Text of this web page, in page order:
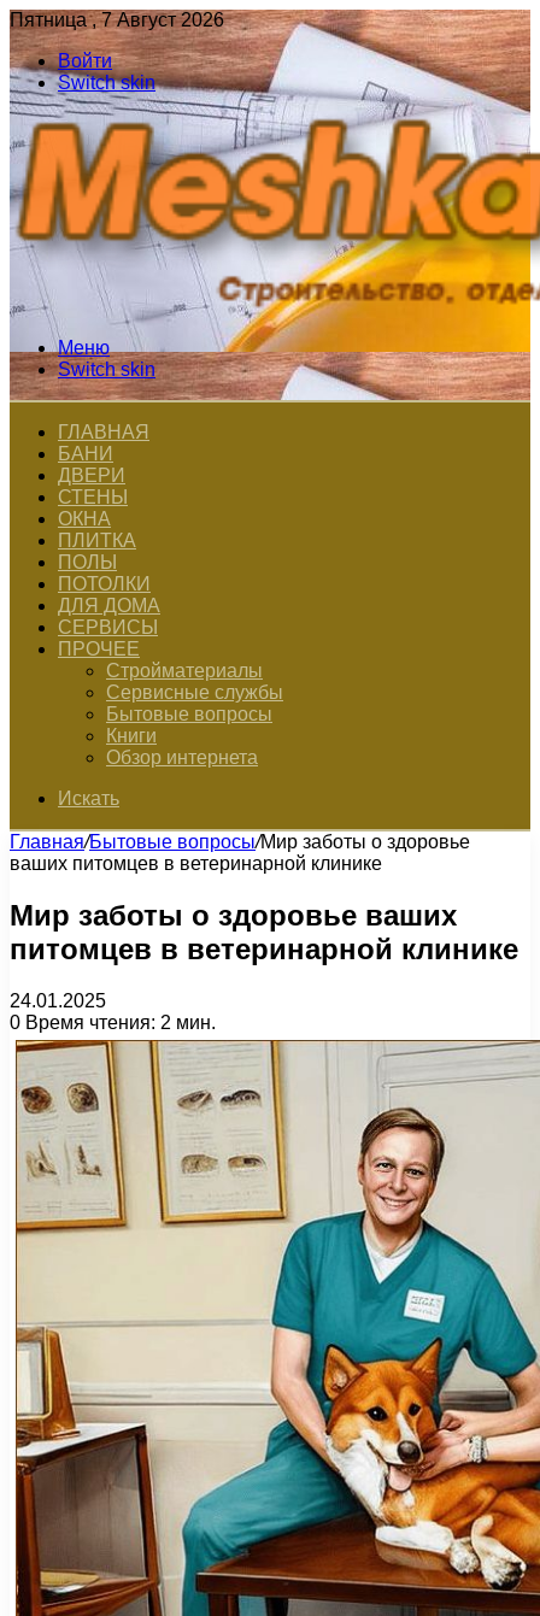
Пятница , 7 Август 2026
Войти
Switch skin
Меню
Switch skin
ГЛАВНАЯ
БАНИ
ДВЕРИ
СТЕНЫ
ОКНА
ПЛИТКА
ПОЛЫ
ПОТОЛКИ
ДЛЯ ДОМА
СЕРВИСЫ
ПРОЧЕЕ
Стройматериалы
Сервисные службы
Бытовые вопросы
Книги
Обзор интернета
Искать
Главная/Бытовые вопросы/Мир заботы о здоровье
ваших питомцев в ветеринарной клинике
Мир заботы о здоровье ваших
питомцев в ветеринарной клинике
24.01.2025
0 Время чтения: 2 мин.